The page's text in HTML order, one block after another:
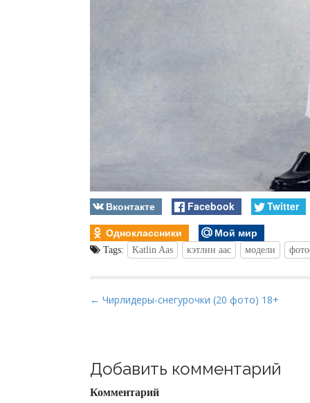
Вконтакте Facebook
Twitter
Одноклассники
Мой мир
Tags: Katlin Aas кэтлин аас модели
P
n
a
← Чирлидеры-снегурочки (20 фото) 18+
Добавить комментарий
Комментарий